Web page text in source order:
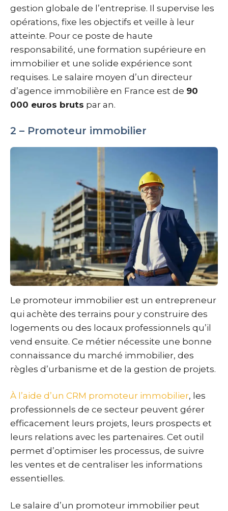
gestion globale de l’entreprise. Il supervise les
opérations, fixe les objectifs et veille à leur
atteinte. Pour ce poste de haute
responsabilité, une formation supérieure en
immobilier et une solide expérience sont
requises. Le salaire moyen d’un directeur
d’agence immobilière en France est de 90
000 euros bruts par an.
2 – Promoteur immobilier
Le promoteur immobilier est un entrepreneur
qui achète des terrains pour y construire des
logements ou des locaux professionnels qu’il
vend ensuite. Ce métier nécessite une bonne
connaissance du marché immobilier, des
règles d’urbanisme et de la gestion de projets.
À l’aide d’un CRM promoteur immobilier, les
professionnels de ce secteur peuvent gérer
efficacement leurs projets, leurs prospects et
leurs relations avec les partenaires. Cet outil
permet d’optimiser les processus, de suivre
les ventes et de centraliser les informations
essentielles.
Le salaire d’un promoteur immobilier peut